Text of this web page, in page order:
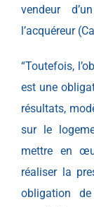
vendeur
l’acquéreur (
“Toutefois,
est une
résultats,
sur le
mettre en
réaliser la
obligation